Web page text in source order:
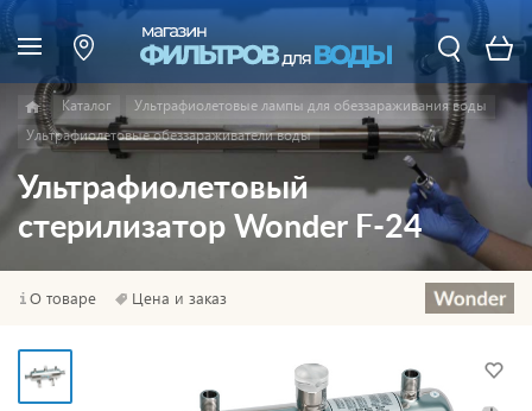
Каталог
Ультрафиолетовые лампы для обеззараживания воды
Ультрафиолетовые обеззараживатели воды
Ультрафиолетовый
стерилизатор Wonder F-24
О товаре Цена и заказ